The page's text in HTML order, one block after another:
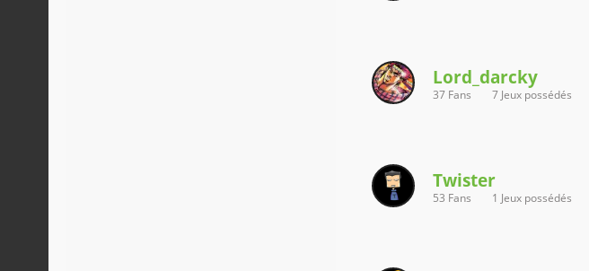
Lord_darcky
37 Fans 7 Jeux possédés
Twister
53 Fans 1 Jeux possédés